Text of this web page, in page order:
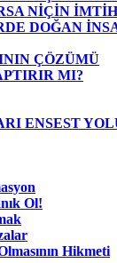
NİÇİN
DOĞAN
ÇÖZÜMÜ
MI?
ENSEST
Ol!
Hikmeti